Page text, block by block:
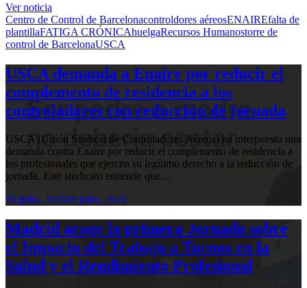
Ver noticia
Centro de Control de Barcelonacontroldores aéreosENAIREfalta de
plantillaFATIGA CRÓNICAhuelgaRecursos Humanostorre de
control de BarcelonaUSCA
USCA demanda a Enaire por reducir el
complemento de residencia a los
controladores con reducción de jornada
USCA (Unión Sindical de Controladores Aéreos) ha interpuesto una
demanda contra Enaire por reducir el complemento de residencia a
los profesionales que ejercen su legítimo derecho a la reducción de
jornada. Este sindicato entiende que…
10 julio, 202610 julio, 2026
Madrid acoge la primera Jornada sobre
el Impacto del Trabajo a Turnos en la
Salud y el Rendimiento Profesional